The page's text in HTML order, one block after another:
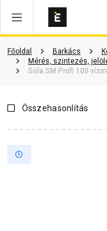
Főoldal Barkács
Mérés, szintezés,
Sola SM Profi 100
Dokumentumok
Összehasonlítás